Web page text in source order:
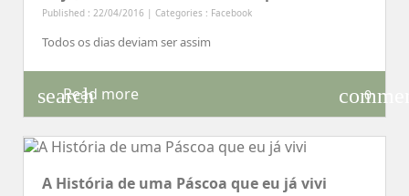
Published : 22/04/2016 | Categories : Facebook
Todos os dias deviam ser assim
search
Read more 0
A História de uma Páscoa que eu já vivi